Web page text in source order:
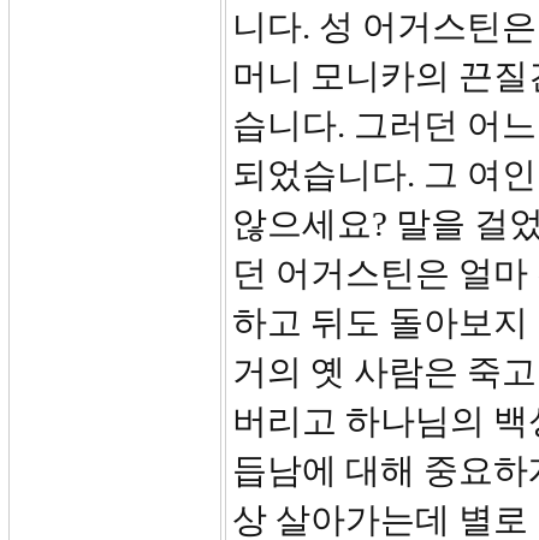
니다. 성 어거스틴
머니 모니카의 끈
습니다. 그러던 어
되었습니다. 그 여
않으세요? 말을 걸
던 어거스틴은 얼
하고 뒤도 돌아보
거의 옛 사람은 죽
버리고 하나님의
듭남에 대해 중요
상 살아가는데 별